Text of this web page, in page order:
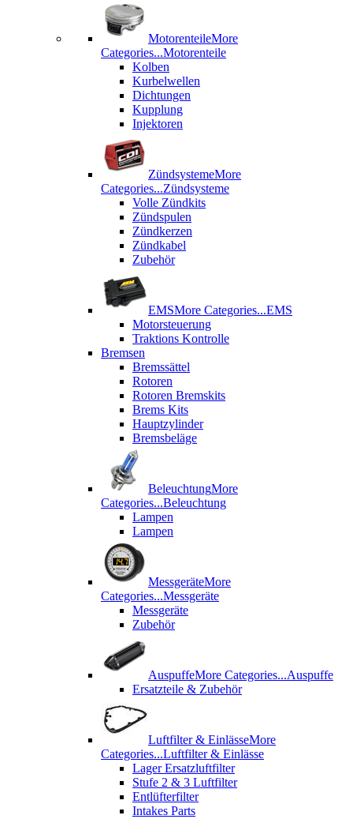
MotorenteileMore
Categories...Motorenteile
Kolben
Kurbelwellen
Dichtungen
Kupplung
Injektoren
ZündsystemeMore
Categories...Zündsysteme
Volle Zündkits
Zündspulen
Zündkerzen
Zündkabel
Zubehör
EMSMore Categories...EMS
Motorsteuerung
Traktions Kontrolle
Bremsen
Bremssättel
Rotoren
Rotoren Bremskits
Brems Kits
Hauptzylinder
Bremsbeläge
BeleuchtungMore
Categories...Beleuchtung
Lampen
Lampen
MessgeräteMore
Categories...Messgeräte
Messgeräte
Zubehör
AuspuffeMore Categories...Auspuffe
Ersatzteile & Zubehör
Luftfilter & EinlässeMore
Categories...Luftfilter & Einlässe
Lager Ersatzluftfilter
Stufe 2 & 3 Luftfilter
Entlüfterfilter
Intakes Parts